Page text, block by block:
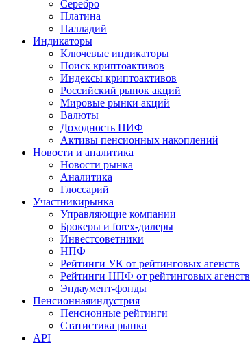
Серебро
Платина
Палладий
Индикаторы
Ключевые индикаторы
Поиск криптоактивов
Индексы криптоактивов
Российский рынок акций
Мировые рынки акций
Валюты
Доходность ПИФ
Активы пенсионных накоплений
Новости и аналитика
Новости рынка
Аналитика
Глоссарий
Участникирынка
Управляющие компании
Брокеры и forex-дилеры
Инвестсоветники
НПФ
Рейтинги УК от рейтинговых агенств
Рейтинги НПФ от рейтинговых агенств
Эндаумент-фонды
Пенсионнаяиндустрия
Пенсионные рейтинги
Статистика рынка
API